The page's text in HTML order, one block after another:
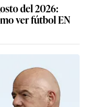
del 2026:
ver fútbol EN